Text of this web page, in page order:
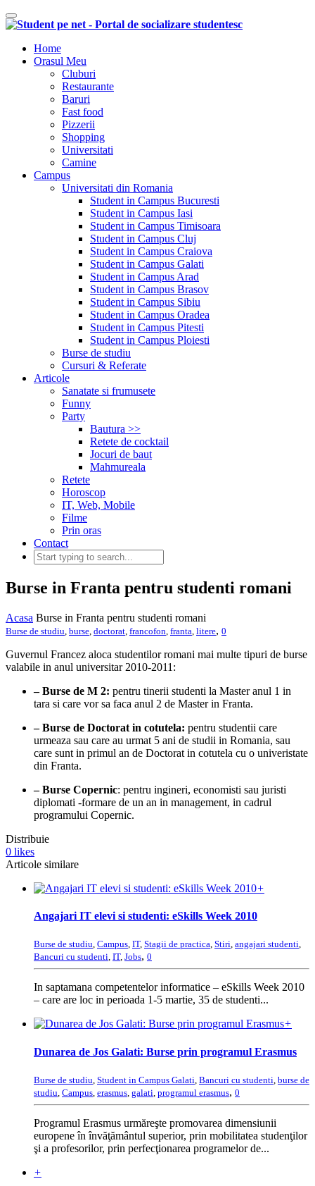
Comutare navigare
Home
Orasul Meu
Cluburi
Restaurante
Baruri
Fast food
Pizzerii
Shopping
Universitati
Camine
Campus
Universitati din Romania
Student in Campus Bucuresti
Student in Campus Iasi
Student in Campus Timisoara
Student in Campus Cluj
Student in Campus Craiova
Student in Campus Galati
Student in Campus Arad
Student in Campus Brasov
Student in Campus Sibiu
Student in Campus Oradea
Student in Campus Pitesti
Student in Campus Ploiesti
Burse de studiu
Cursuri & Referate
Articole
Sanatate si frumusete
Funny
Party
Bautura >>
Retete de cocktail
Jocuri de baut
Mahmureala
Retete
Horoscop
IT, Web, Mobile
Filme
Prin oras
Contact
Burse in Franta pentru studenti romani
Acasa Burse in Franta pentru studenti romani
Burse de studiu burse doctorat francofon franta litere, 0
Guvernul Francez aloca studentilor romani mai multe tipuri de burse
valabile in anul universitar 2010-2011:
– Burse de M 2: pentru tinerii studenti la Master anul 1 in
tara si care vor sa faca anul 2 de Master in Franta.
– Burse de Doctorat in cotutela: pentru studentii care
urmeaza sau care au urmat 5 ani de studii in Romania, sau
care sunt in primul an de Doctorat in cotutela cu o univeristate
din Franta.
– Burse Copernic: pentru ingineri, economisti sau juristi
diplomati -formare de un an in management, in cadrul
programului Copernic.
Distribuie
0 likes
Articole similare
+
Angajari IT elevi si studenti: eSkills Week 2010
Burse de studiu, Campus, IT, Stagii de practica, Stiri, angajari studenti,
Bancuri cu studenti, IT, Jobs, 0
In saptamana competentelor informatice – eSkills Week 2010
– care are loc in perioada 1-5 martie, 35 de studenti...
+
Dunarea de Jos Galati: Burse prin programul Erasmus
Burse de studiu Student in Campus Galati Bancuri cu studenti burse de
studiu Campus erasmus galati programul erasmus, 0
Programul Erasmus urmăreşte promovarea dimensiunii
europene în învăţământul superior, prin mobilitatea studenţilor
şi a profesorilor, prin perfecţionarea programelor de...
+